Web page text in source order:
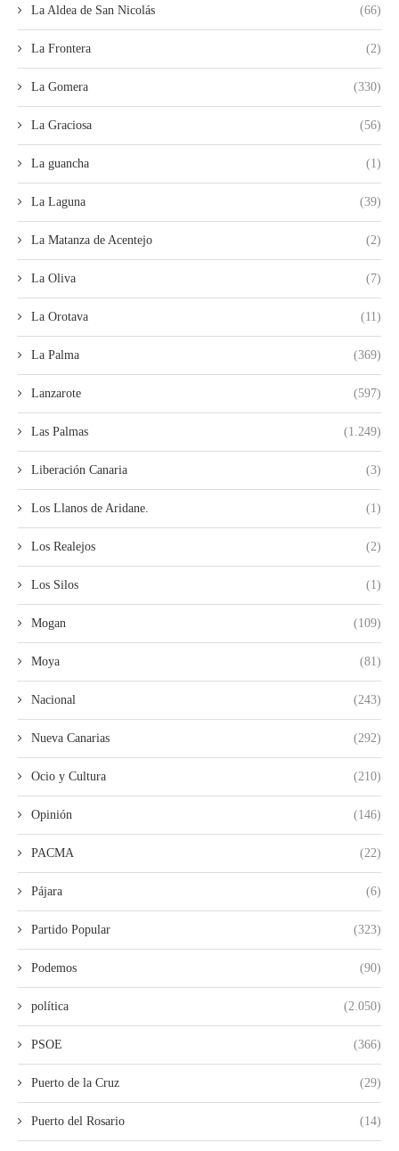
La Aldea de San Nicolás (66)
La Frontera (2)
La Gomera (330)
La Graciosa (56)
La guancha (1)
La Laguna (39)
La Matanza de Acentejo (2)
La Oliva (7)
La Orotava (11)
La Palma (369)
Lanzarote (597)
Las Palmas (1.249)
Liberación Canaria (3)
Los Llanos de Aridane. (1)
Los Realejos (2)
Los Silos (1)
Mogan (109)
Moya (81)
Nacional (243)
Nueva Canarias (292)
Ocio y Cultura (210)
Opinión (146)
PACMA (22)
Pájara (6)
Partido Popular (323)
Podemos (90)
política (2.050)
PSOE (366)
Puerto de la Cruz (29)
Puerto del Rosario (14)